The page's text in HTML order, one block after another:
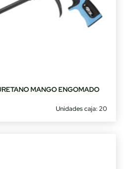
MANGO ENGOMADO
Unidades caja: 20